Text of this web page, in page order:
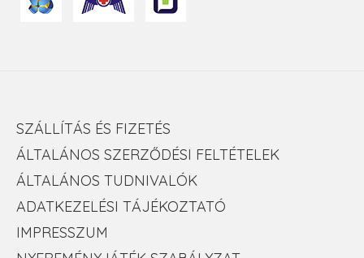
SZÁLLÍTÁS ÉS FIZETÉS
ÁLTALÁNOS SZERZŐDÉSI FELTÉTELEK
ÁLTALÁNOS TUDNIVALÓK
ADATKEZELÉSI TÁJÉKOZTATÓ
IMPRESSZUM